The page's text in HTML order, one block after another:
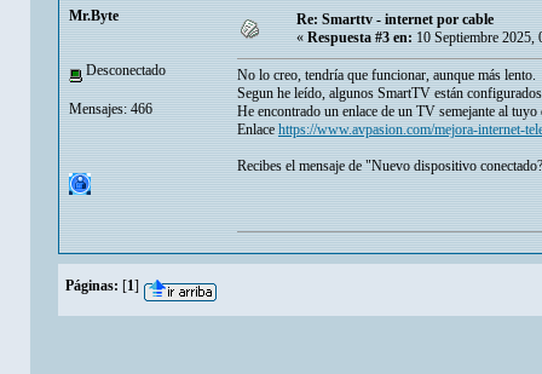
Mr.Byte
Desconectado
Mensajes: 466
Re: Smarttv - internet por cable
« Respuesta #3 en: 10 Septiembre 2025,
No lo creo, tendría que funcionar, aunque más lento.
Segun he leído, algunos SmartTV están
He encontrado un enlace de un TV semejante al
Enlace https://www.avpasion.com/mejora-internet-
Recibes el mensaje de "Nuevo dispositivo
Páginas: [1]